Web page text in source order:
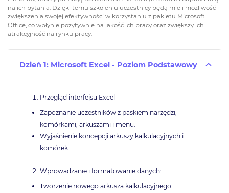
na ich pytania. Dzięki temu szkoleniu uczestnicy będą mieli możliwość
zwiększenia swojej efektywności w korzystaniu z pakietu Microsoft
Office, co wpłynie pozytywnie na jakość ich pracy oraz zwiększy ich
atrakcyjność na rynku pracy.
Dzień 1: Microsoft Excel - Poziom Podstawowy
Przegląd interfejsu Excel
Zapoznanie uczestników z paskiem narzędzi,
komórkami, arkuszami i menu.
Wyjaśnienie koncepcji arkuszy kalkulacyjnych i
komórek.
Wprowadzanie i formatowanie danych:
Tworzenie nowego arkusza kalkulacyjnego.